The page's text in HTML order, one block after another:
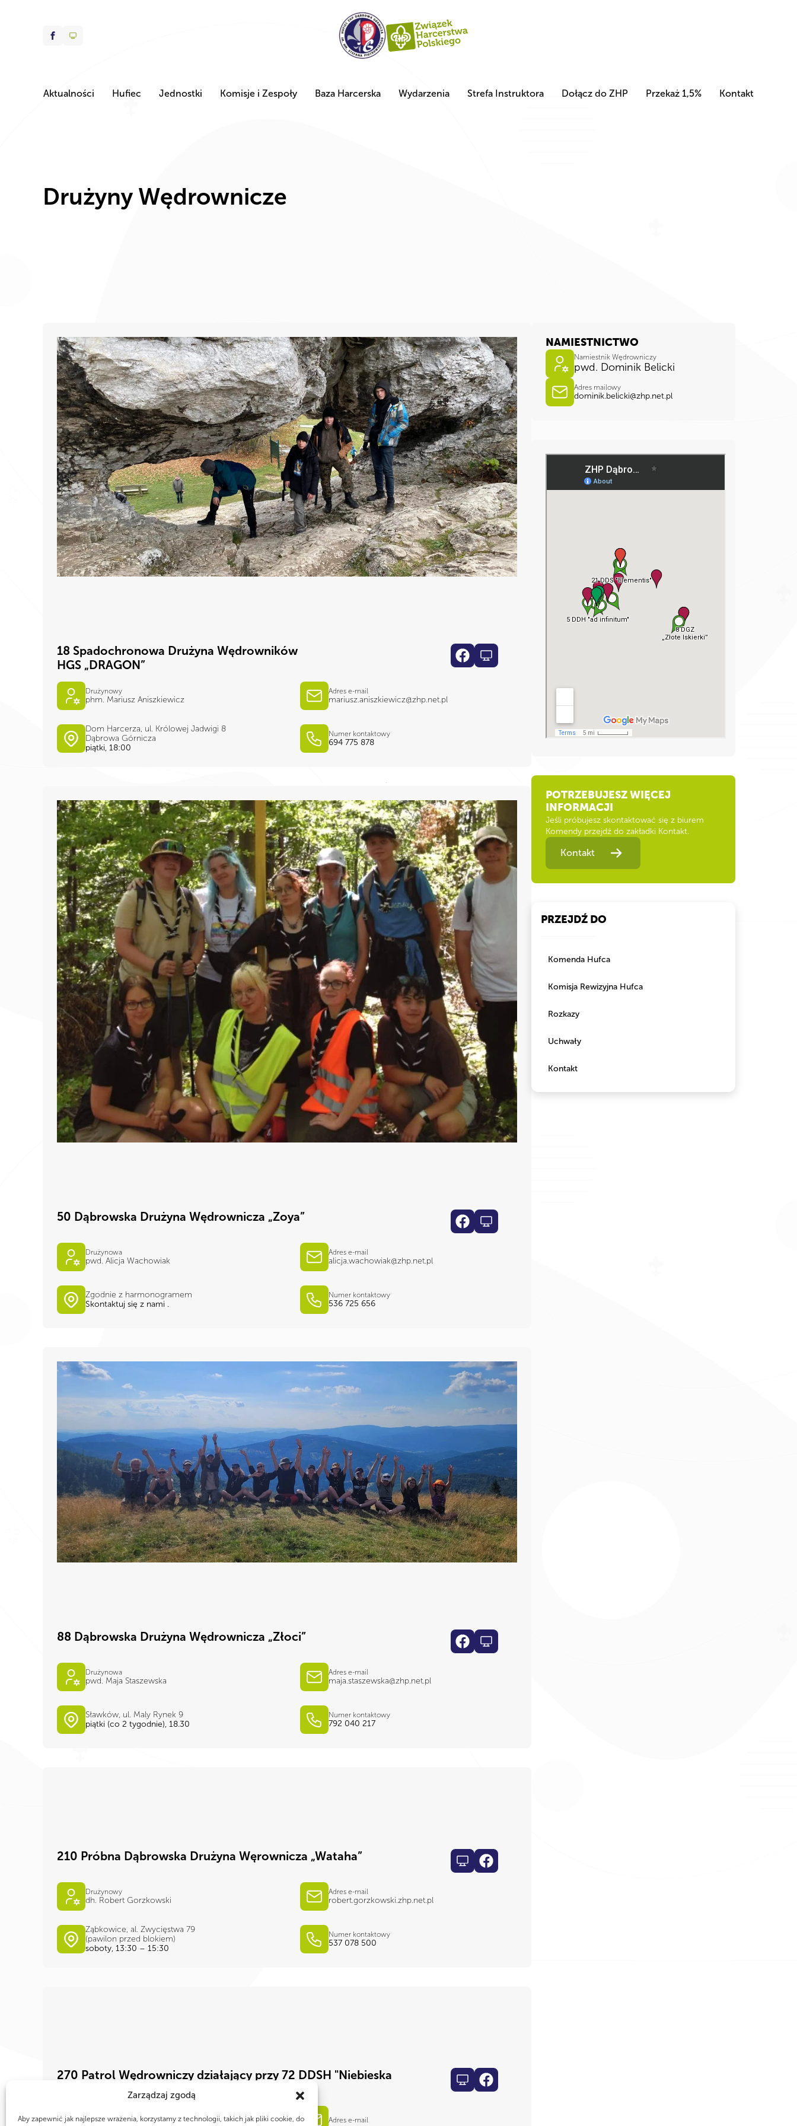
Zarządzaj zgodą
Aby zapewnić jak najlepsze wrażenia, korzystamy z technologii, takich jak pliki cookie, do
Aktualności Hufiec Jednostki Komisje i Zespoły Baza Harcerska Wydarzenia Strefa Instruktora Dołącz do ZHP Przekaż 1,5% Kontakt
Drużyny Wędrownicze
18 Spadochronowa Drużyna Wędrowników
HGS „DRAGON”
Drużynowy
phm. Mariusz Aniszkiewicz
Dom Harcerza, ul. Królowej Jadwigi 8
Dąbrowa Górnicza
piątki, 18:00
Adres e-mail
mariusz.aniszkiewicz@zhp.net.pl
Numer kontaktowy
694 775 878
50 Dąbrowska Drużyna Wędrownicza „Zoya”
Drużynowa
pwd. Alicja Wachowiak
Zgodnie z harmonogramem
Skontaktuj się z nami .
Adres e-mail
alicja.wachowiak@zhp.net.pl
Numer kontaktowy
536 725 656
88 Dąbrowska Drużyna Wędrownicza „Złoci”
Drużynowa
pwd. Maja Staszewska
Sławków, ul. Maly Rynek 9
piątki (co 2 tygodnie), 18.30
Adres e-mail
maja.staszewska@zhp.net.pl
Numer kontaktowy
792 040 217
210 Próbna Dąbrowska Drużyna Węrownicza „Wataha”
Drużynowy
dh. Robert Gorzkowski
Ząbkowice, al. Zwycięstwa 79
(pawilon przed blokiem)
soboty, 13:30 – 15:30
Adres e-mail
robert.gorzkowski.zhp.net.pl
Numer kontaktowy
537 078 500
270 Patrol Wędrowniczy działający przy 72 DDSH "Niebieska
Drużynowy
phm. Adam Madejski Adres e-mail
NAMIESTNICTWO
Namiestnik Wędrowniczy
pwd. Dominik Belicki
Adres mailowy
dominik.belicki@zhp.net.pl
POTRZEBUJESZ WIĘCEJ
INFORMACJI
Jeśli próbujesz skontaktować się z biurem
Komendy przejdź do zakładki Kontakt.
Kontakt
PRZEJDŹ DO
Komenda Hufca
Komisja Rewizyjna Hufca
Rozkazy
Uchwały
Kontakt